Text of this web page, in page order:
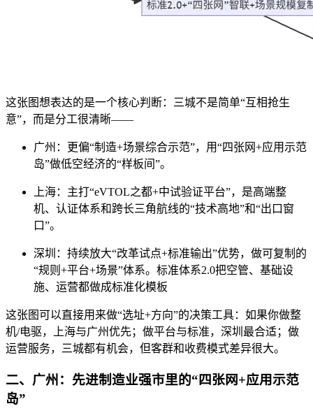
这张图想表达的是一个核心判断：三城不是简单“互相抢生
意”，而是分工很清晰——
广州：更偏“制造+场景综合示范”，用“四张网+应用示范
岛”做低空经济的“样板间”。
上海：主打“eVTOL之都+中试验证平台”，是高端整
机、认证体系和跨长三角航线的“技术高地”和“出口窗
口”。
深圳：持续放大“改革试点+标准输出”优势，做可复制的
“规则+平台+场景”体系。标准体系2.0把空管、基础设
施、运营都做成标准化模板
这张图可以直接用来做“选址+方向”的决策工具：如果你做整
机/电驱，上海与广州优先；做平台与标准，深圳最合适；做
运营服务，三城都有机会，但客群和收费模式差异很大。
二、广州：先进制造业强市里的“四张网+应用示范
岛”